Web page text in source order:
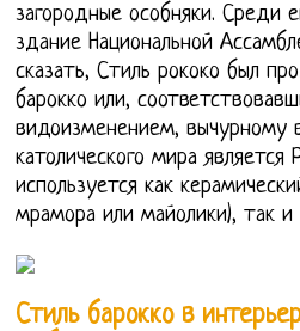
загородные особняки. Среди
здание Национальной
сказать, Стиль рококо был
барокко или,
видоизменением, вычурному
католического мира является
используется как
мрамора или майолики), так и
Стиль барокко в